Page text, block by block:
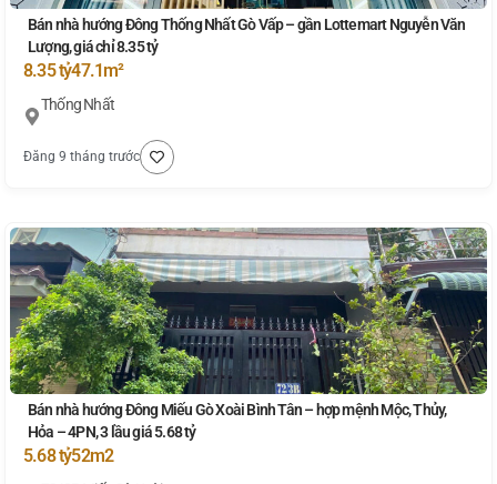
Bán nhà hướng Đông Thống Nhất Gò Vấp – gần Lottemart Nguyễn Văn
Lượng, giá chỉ 8.35 tỷ
8.35 tỷ47.1m²
Thống Nhất
Đăng 9 tháng trước
Bán nhà hướng Đông Miếu Gò Xoài Bình Tân – hợp mệnh Mộc, Thủy,
Hỏa – 4PN, 3 lầu giá 5.68 tỷ
5.68 tỷ52m2